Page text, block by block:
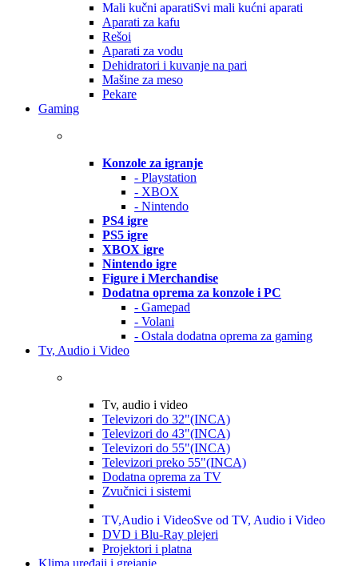
Mali kučni aparatiSvi mali kućni aparati
Aparati za kafu
Rešoi
Aparati za vodu
Dehidratori i kuvanje na pari
Mašine za meso
Pekare
Gaming
Konzole za igranje
- Playstation
- XBOX
- Nintendo
PS4 igre
PS5 igre
XBOX igre
Nintendo igre
Figure i Merchandise
Dodatna oprema za konzole i PC
- Gamepad
- Volani
- Ostala dodatna oprema za gaming
Tv, Audio i Video
Tv, audio i video
Televizori do 32"(INCA)
Televizori do 43"(INCA)
Televizori do 55"(INCA)
Televizori preko 55"(INCA)
Dodatna oprema za TV
Zvučnici i sistemi
TV,Audio i VideoSve od TV, Audio i Video
DVD i Blu-Ray plejeri
Projektori i platna
Klima uređaji i grejanje